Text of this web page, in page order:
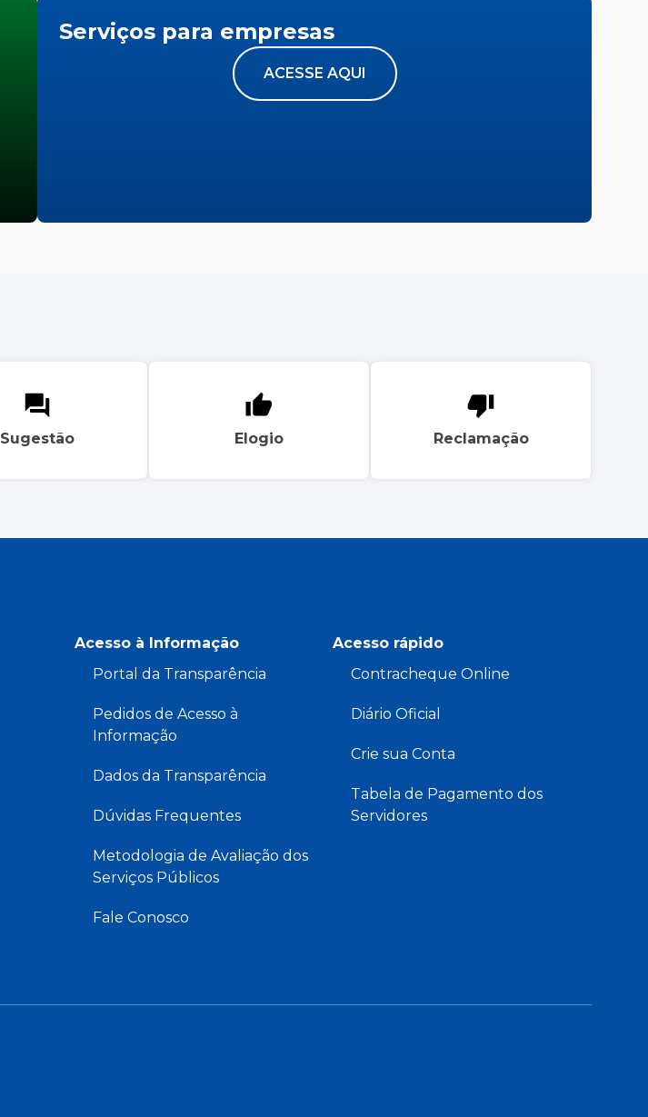
Serviços para empresas
ACESSE AQUI
Sugestão Elogio Reclamação
Acesso à Informação
Portal da Transparência
Pedidos de Acesso à
Informação
Dados da Transparência
Dúvidas Frequentes
Metodologia de Avaliação dos
Serviços Públicos
Fale Conosco
Acesso rápido
Contracheque Online
Diário Oficial
Crie sua Conta
Tabela de Pagamento dos
Servidores